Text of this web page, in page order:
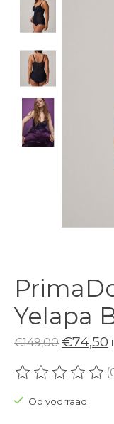
Yelapa
€149,00 €74,50
De beoordeling
Op voorraad